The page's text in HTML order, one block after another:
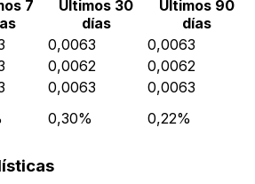
7
Últimos 30
días
Últimos 90
días
0,0063
0,0063
0,0062
0,0062
0,0063
0,0063
0,30% 0,22%